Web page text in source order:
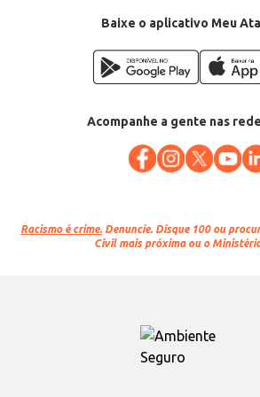
Baixe o aplicativo Meu
Acompanhe a gente nas
Racismo é crime. Denuncie. Disque 100 ou
Civil mais próxima ou o